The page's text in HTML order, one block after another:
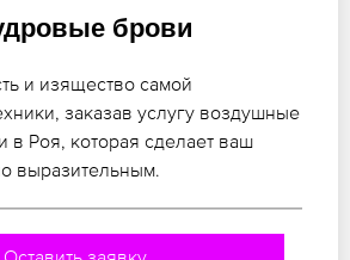
брови
и изящество самой
заказав услугу воздушные
в Роя, которая сделает ваш
выразительным.